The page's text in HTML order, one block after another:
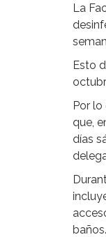
La
Esto
Por lo
que,
días
baños.